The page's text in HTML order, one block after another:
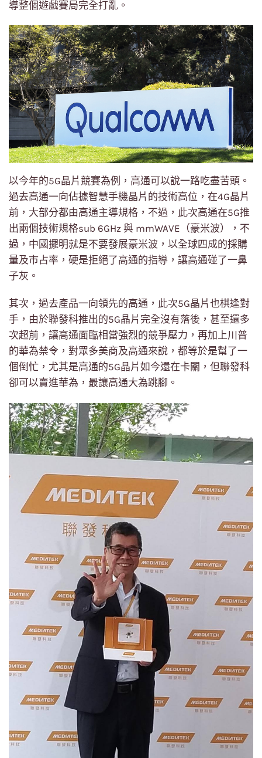
導整個遊戲賽局完全打亂。
以今年的5G晶片競賽為例，高通可以說一路吃盡苦頭。
過去高通一向佔據智慧手機晶片的技術高位，在4G晶片
前，大部分都由高通主導規格，不過，此次高通在5G推
出兩個技術規格sub 6GHz 與 mmWAVE（豪米波），不
過，中國擺明就是不要發展豪米波，以全球四成的採購
量及市占率，硬是拒絕了高通的指導，讓高通碰了一鼻
子灰。
其次，過去產品一向領先的高通，此次5G晶片也棋逢對
手，由於聯發科推出的5G晶片完全沒有落後，甚至還多
次超前，讓高通面臨相當強烈的競爭壓力，再加上川普
的華為禁令，對眾多美商及高通來說，都等於是幫了一
個倒忙，尤其是高通的5G晶片如今還在卡關，但聯發科
卻可以賣進華為，最讓高通大為跳腳。